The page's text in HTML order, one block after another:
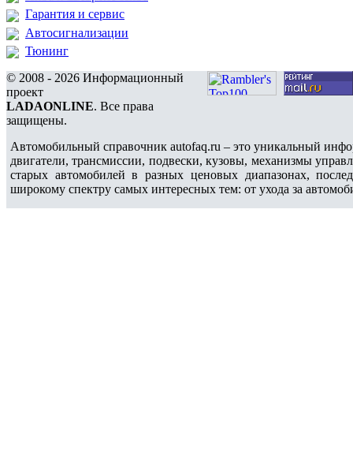
Гарантия и сервис
Автосигнализации
Тюнинг
© 2008 - 2026 Информационный
проект
LADAONLINE. Все права
защищены.
Автомобильный справочник autofaq.ru – это уникальный
двигатели, трансмиссии, подвески, кузовы, механизмы
старых автомобилей в разных ценовых диапазонах,
широкому спектру самых интересных тем: от ухода за